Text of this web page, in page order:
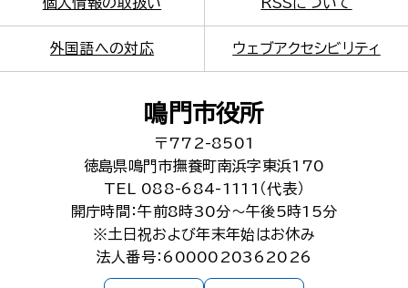
外国語への対応 ウェブアクセシビリティ
鳴門市役所
〒772-8501
徳島県鳴門市撫養町南浜字東浜170
TEL 088-684-1111（代表）
開庁時間：午前8時30分～午後5時15分
※土日祝および年末年始はお休み
法人番号：6000020362026